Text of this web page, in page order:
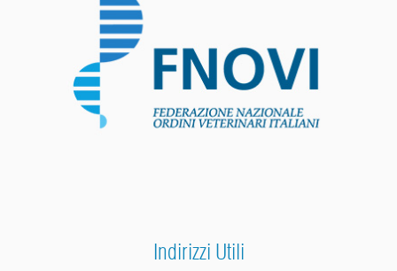
Indirizzi Utili